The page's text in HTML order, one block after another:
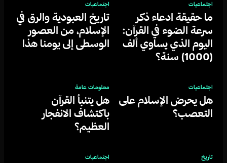
اجتماعيات
ما حقيقة ادعاء ذكر
سرعة الضوء في القرآن:
اليوم الذي يساوي ألف
(1000) سنة؟
اجتماعيات
تاريخ العبودية والرق في
الإسلام، من العصور
الوسطى إلى يومنا هذا
اجتماعيات
هل يحرض الإسلام على
التعصب؟
معلومات عامة
هل يتنبأ القرآن
باكتشاف الانفجار
العظيم؟
تاريخ اجتماعيات